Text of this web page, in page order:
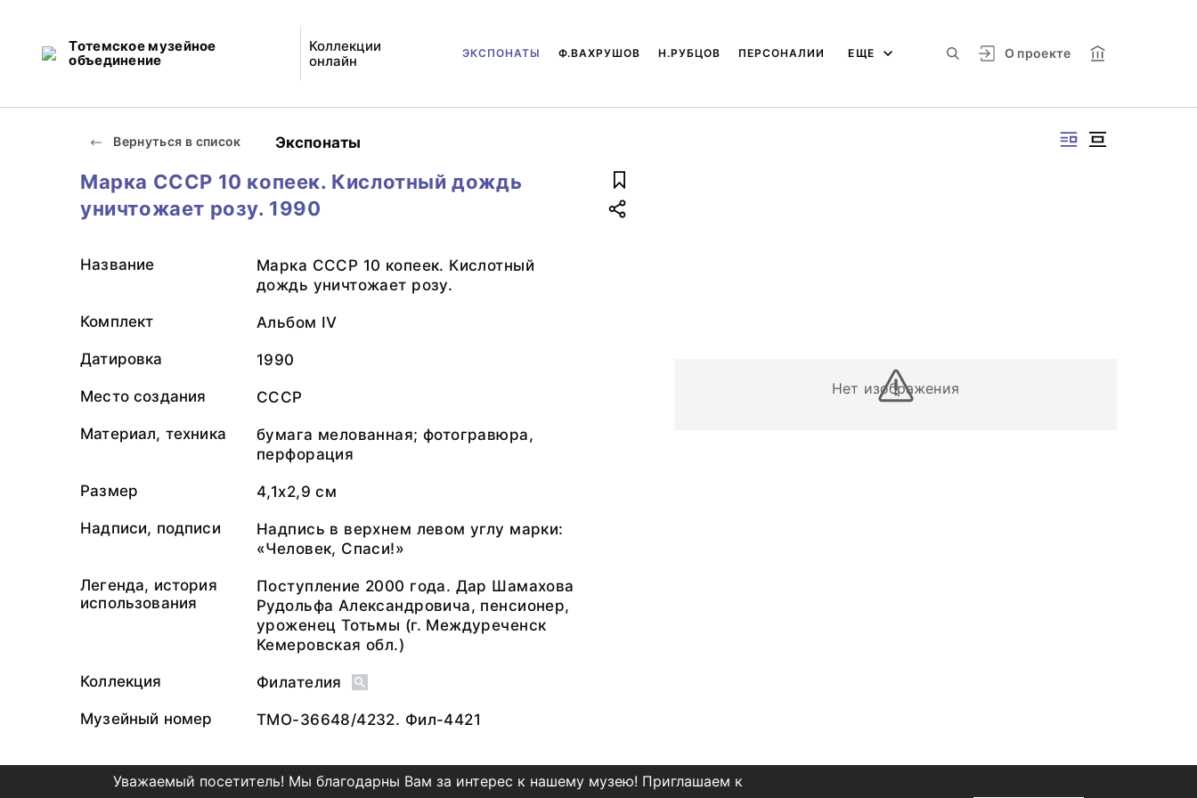
Тотемское музейное
объединение
Коллекции
онлайн
О проекте
ЭКСПОНАТЫ Ф.ВАХРУШОВ Н.РУБЦОВ ПЕРСОНАЛИИ ЕЩЕ
Вернуться в список Экспонаты
Нет изображения
Марка СССР 10 копеек. Кислотный дождь
уничтожает розу. 1990
Название
Марка СССР 10 копеек. Кислотный
дождь уничтожает розу.
Комплект Альбом IV
Датировка 1990
Место создания СССР
Материал, техника
бумага мелованная; фотогравюра,
перфорация
Размер 4,1х2,9 см
Надписи, подписи
Надпись в верхнем левом углу марки:
«Человек, Спаси!»
Легенда, история
использования
Поступление 2000 года. Дар Шамахова
Рудольфа Александровича, пенсионер,
уроженец Тотьмы (г. Междуреченск
Кемеровская обл.)
Коллекция Филателия
Музейный номер ТМО-36648/4232. Фил-4421
Уважаемый посетитель! Мы благодарны Вам за интерес к нашему музею! Приглашаем к